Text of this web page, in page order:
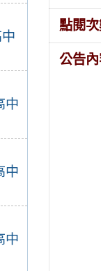
中
中
中
點閱
公告